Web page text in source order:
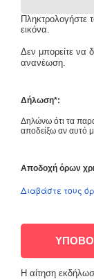
εικόνα.
Δεν μπορείτε να
ανανέωση.
Δήλωση*:
Δηλώνω ότι τα
αποδείξω αν αυτό
Αποδοχή όρων
Διαβάστε τους
Η αίτηση